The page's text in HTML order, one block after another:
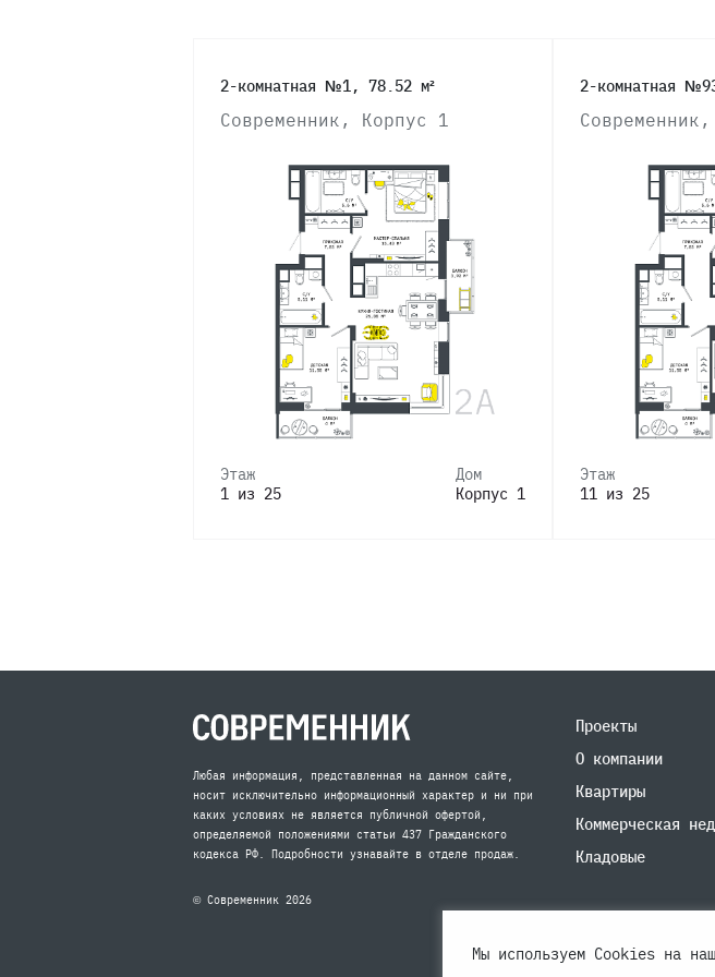
2-комнатная №1, 78.52 м²
Современник, Корпус 1
Этаж
1 из 25
Дом
Корпус 1
2-комнатная
Этаж
11 из 25
Мы используем Cookies на
Любая информация, представленная на данном сайте,
носит исключительно информационный характер и ни при
каких условиях не является публичной офертой,
определяемой положениями статьи 437 Гражданского
кодекса РФ. Подробности узнавайте в отделе продаж.
© Современник 2026
Проекты
О компании
Квартиры
Коммерческая
Кладовые